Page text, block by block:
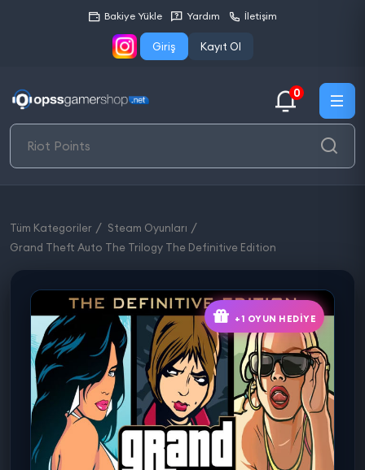
Bakiye Yükle Yardım İletişim
Giriş Kayıt Ol
0
Tüm Kategoriler
Steam Oyunları
Grand Theft Auto The Trilogy The Definitive Edition
+1 OYUN HEDIYE